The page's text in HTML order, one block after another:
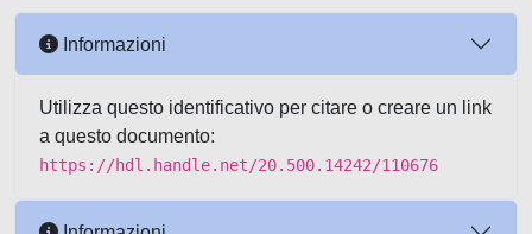
Informazioni
Utilizza questo identificativo per citare o creare un link
a questo documento:
https://hdl.handle.net/20.500.14242/110676